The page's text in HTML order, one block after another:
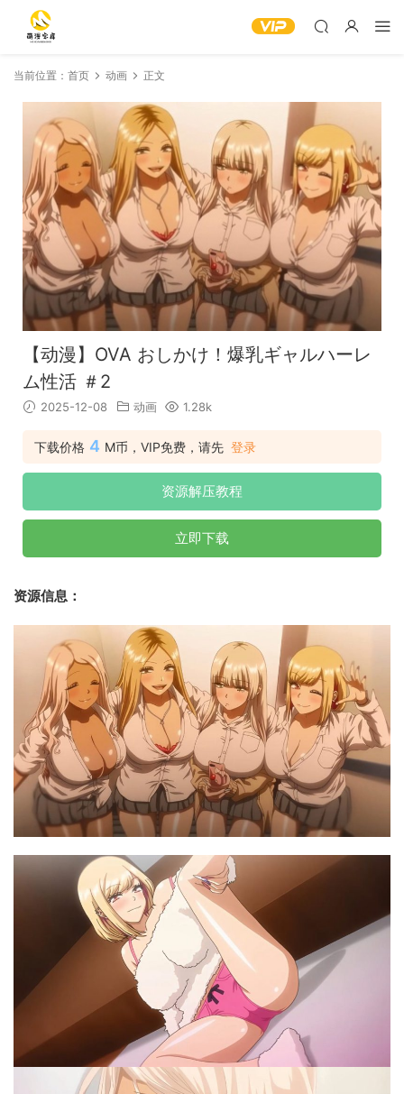
当前位置： 首页 动画 正文
【动漫】OVA おしかけ！爆乳ギャルハーレ
ム性活 ＃2
2025-12-08 动画 1.28k
下载价格 4 M币，VIP免费，请先 登录
资源解压教程
立即下载
资源信息：